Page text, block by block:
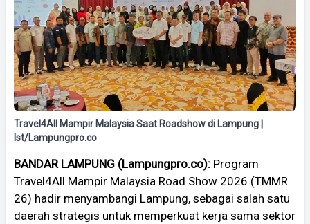
Travel4All Mampir Malaysia Saat Roadshow di Lampung |
Ist/Lampungpro.co
BANDAR LAMPUNG (Lampungpro.co): Program
Travel4All Mampir Malaysia Road Show 2026 (TMMR
26) hadir menyambangi Lampung, sebagai salah satu
daerah strategis untuk memperkuat kerja sama sektor